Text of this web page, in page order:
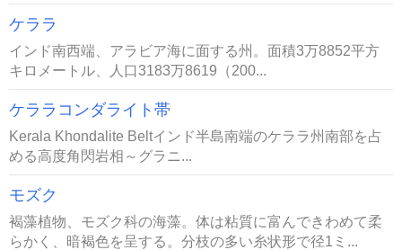
ケララ
インド南西端、アラビア海に面する州。面積3万8852平方
キロメートル、人口3183万8619（200...
ケララコンダライト帯
Kerala Khondalite Beltインド半島南端のケララ州南部を占
める高度角閃岩相～グラニ...
モズク
褐藻植物、モズク科の海藻。体は粘質に富んできわめて柔
らかく、暗褐色を呈する。分枝の多い糸状形で径1ミ...